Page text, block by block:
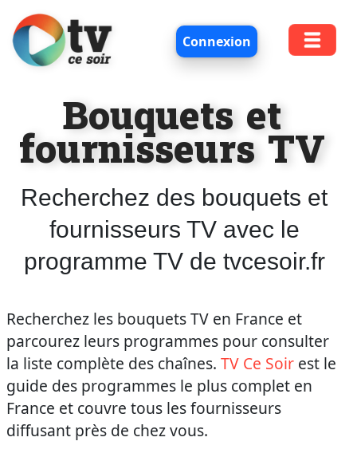
Connexion
Bouquets et
fournisseurs TV
Recherchez des bouquets et
fournisseurs TV avec le
programme TV de tvcesoir.fr
Recherchez les bouquets TV en France et
parcourez leurs programmes pour consulter
la liste complète des chaînes. TV Ce Soir est le
guide des programmes le plus complet en
France et couvre tous les fournisseurs
diffusant près de chez vous.